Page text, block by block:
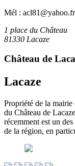
Mél : acl81@yahoo.fr
1 place du Château
81330 Lacaze
Château de
Lacaze
Propriété de la mairie
du Château de
récemment est un
de la région, en